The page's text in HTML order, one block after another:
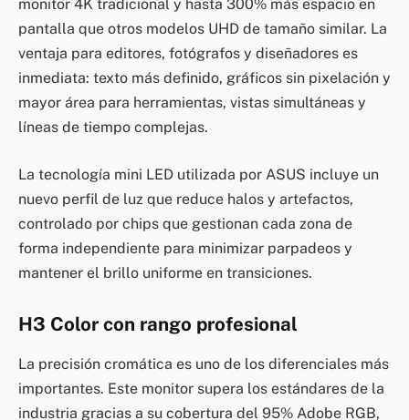
monitor 4K tradicional y hasta 300% más espacio en
pantalla que otros modelos UHD de tamaño similar. La
ventaja para editores, fotógrafos y diseñadores es
inmediata: texto más definido, gráficos sin pixelación y
mayor área para herramientas, vistas simultáneas y
líneas de tiempo complejas.
La tecnología mini LED utilizada por ASUS incluye un
nuevo perfil de luz que reduce halos y artefactos,
controlado por chips que gestionan cada zona de
forma independiente para minimizar parpadeos y
mantener el brillo uniforme en transiciones.
H3 Color con rango profesional
La precisión cromática es uno de los diferenciales más
importantes. Este monitor supera los estándares de la
industria gracias a su cobertura del 95% Adobe RGB,